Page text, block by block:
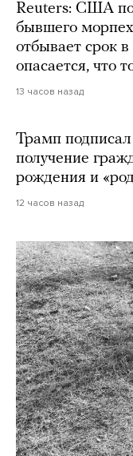
Reuters: США
бывшего
отбывает срок
опасается, что
13 часов назад
Трамп
получение
рождения и
12 часов назад